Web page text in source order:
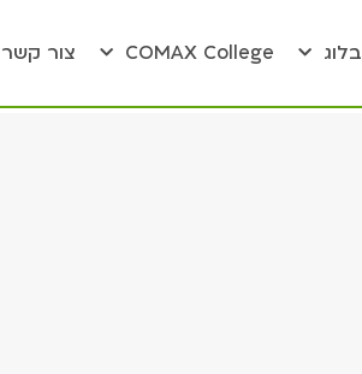
בלוג COMAX College צור קשר